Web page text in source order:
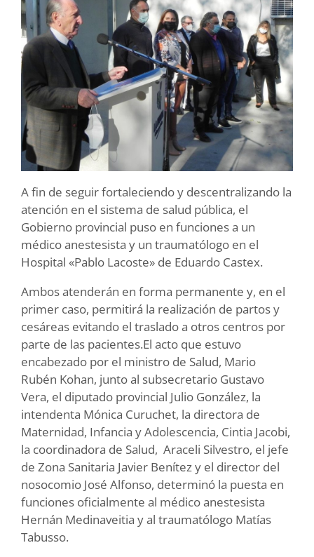
A fin de seguir fortaleciendo y descentralizando la
atención en el sistema de salud pública, el
Gobierno provincial puso en funciones a un
médico anestesista y un traumatólogo en el
Hospital «Pablo Lacoste» de Eduardo Castex.
Ambos atenderán en forma permanente y, en el
primer caso, permitirá la realización de partos y
cesáreas evitando el traslado a otros centros por
parte de las pacientes.El acto que estuvo
encabezado por el ministro de Salud, Mario
Rubén Kohan, junto al subsecretario Gustavo
Vera, el diputado provincial Julio González, la
intendenta Mónica Curuchet, la directora de
Maternidad, Infancia y Adolescencia, Cintia Jacobi,
la coordinadora de Salud, Araceli Silvestro, el jefe
de Zona Sanitaria Javier Benítez y el director del
nosocomio José Alfonso, determinó la puesta en
funciones oficialmente al médico anestesista
Hernán Medinaveitia y al traumatólogo Matías
Tabusso.